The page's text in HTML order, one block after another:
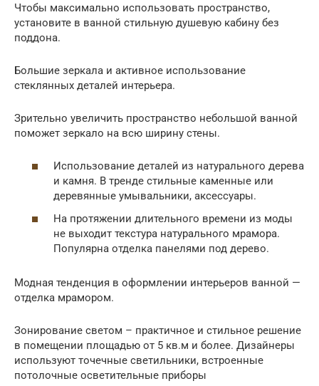
Чтобы максимально использовать пространство,
установите в ванной стильную душевую кабину без
поддона.
Большие зеркала и активное использование
стеклянных деталей интерьера.
Зрительно увеличить пространство небольшой ванной
поможет зеркало на всю ширину стены.
Использование деталей из натурального дерева
и камня. В тренде стильные каменные или
деревянные умывальники, аксессуары.
На протяжении длительного времени из моды
не выходит текстура натурального мрамора.
Популярна отделка панелями под дерево.
Модная тенденция в оформлении интерьеров ванной —
отделка мрамором.
Зонирование светом – практичное и стильное решение
в помещении площадью от 5 кв.м и более. Дизайнеры
используют точечные светильники, встроенные
потолочные осветительные приборы